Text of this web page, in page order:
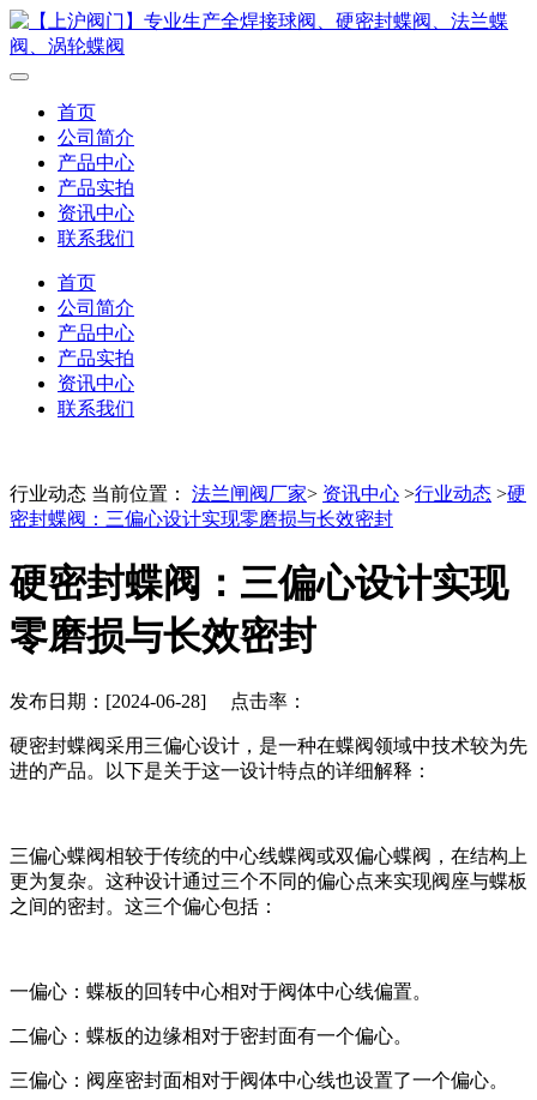
首页
公司简介
产品中心
产品实拍
资讯中心
联系我们
首页
公司简介
产品中心
产品实拍
资讯中心
联系我们
行业动态 当前位置： 法兰闸阀厂家> 资讯中心 >行业动态 >硬
密封蝶阀：三偏心设计实现零磨损与长效密封
硬密封蝶阀：三偏心设计实现
零磨损与长效密封
发布日期：[2024-06-28] 点击率：
硬密封蝶阀采用三偏心设计，是一种在蝶阀领域中技术较为先
进的产品。以下是关于这一设计特点的详细解释：
三偏心蝶阀相较于传统的中心线蝶阀或双偏心蝶阀，在结构上
更为复杂。这种设计通过三个不同的偏心点来实现阀座与蝶板
之间的密封。这三个偏心包括：
一偏心：蝶板的回转中心相对于阀体中心线偏置。
二偏心：蝶板的边缘相对于密封面有一个偏心。
三偏心：阀座密封面相对于阀体中心线也设置了一个偏心。